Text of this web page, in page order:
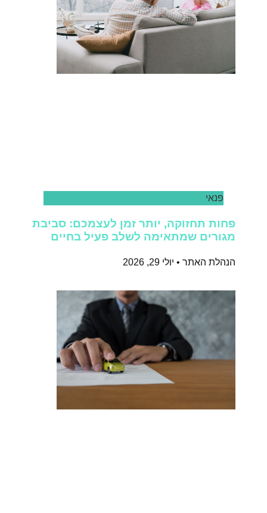
פנאי
פחות תחזוקה, יותר זמן לעצמכם: סביבת
מגורים שמתאימה לשלב פעיל בחיים
הנהלת האתר יולי 29, 2026